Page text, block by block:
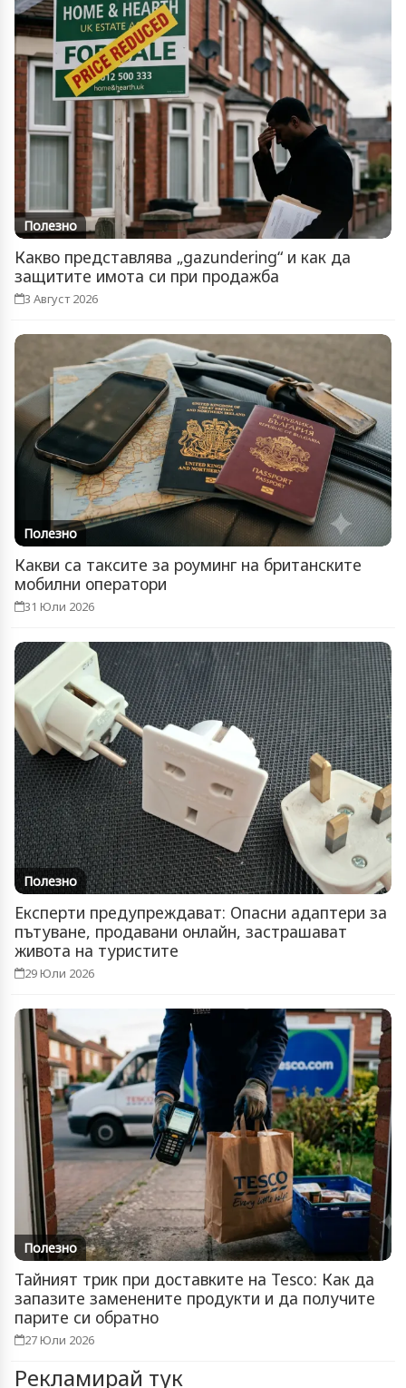
Полезно
Какво представлява „gazundering“ и как да
защитите имота си при продажба
3 Август 2026
Полезно
Какви са таксите за роуминг на британските
мобилни оператори
31 Юли 2026
Полезно
Експерти предупреждават: Опасни адаптери за
пътуване, продавани онлайн, застрашават
живота на туристите
29 Юли 2026
Полезно
Тайният трик при доставките на Tesco: Как да
запазите заменените продукти и да получите
парите си обратно
27 Юли 2026
Рекламирай тук